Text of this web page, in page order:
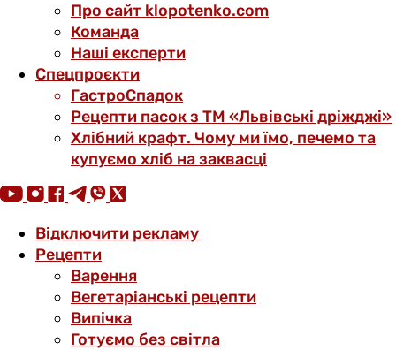
Про сайт klopotenko.com
Команда
Наші експерти
Спецпроєкти
ГастроСпадок
Рецепти пасок з ТМ «Львівські дріжджі»
Хлібний крафт. Чому ми їмо, печемо та
купуємо хліб на заквасці
Відключити рекламу
Рецепти
Варення
Вегетаріанські рецепти
Випічка
Готуємо без світла